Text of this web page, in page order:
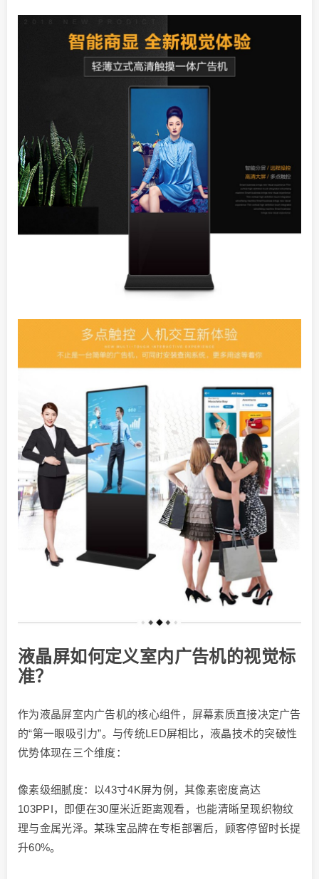
液晶屏如何定义室内广告机的视觉标
准？
作为液晶屏室内广告机的核心组件，屏幕素质直接决定广告
的“第一眼吸引力”。与传统LED屏相比，液晶技术的突破性
优势体现在三个维度：
像素级细腻度：以43寸4K屏为例，其像素密度高达
103PPI，即便在30厘米近距离观看，也能清晰呈现织物纹
理与金属光泽。某珠宝品牌在专柜部署后，顾客停留时长提
升60%。